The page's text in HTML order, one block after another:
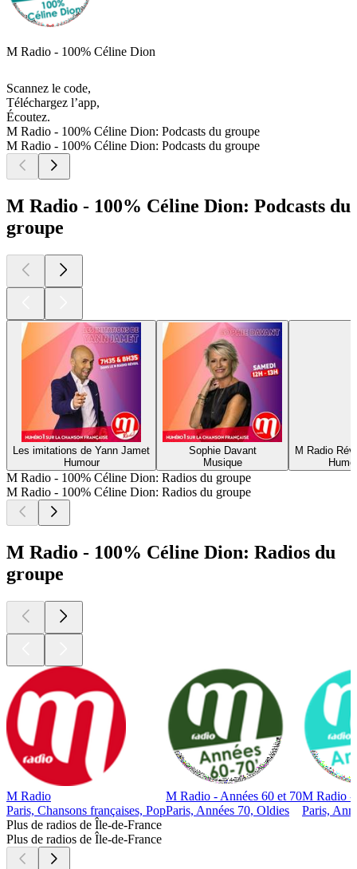
M Radio - 100% Céline Dion
Scannez le code,
Téléchargez l’app,
Écoutez.
M Radio - 100% Céline Dion: Podcasts du groupe
M Radio - 100% Céline Dion: Podcasts du groupe
M Radio - 100% Céline Dion: Podcasts du
groupe
Les imitations de Yann Jamet
Humour
Sophie Davant
Musique
M Radio
M Radio - 100% Céline Dion: Radios du groupe
M Radio - 100% Céline Dion: Radios du groupe
M Radio - 100% Céline Dion: Radios du
groupe
M Radio
Paris, Chansons françaises, Pop
M Radio - Années 60 et 70
Paris, Années 70, Oldies
M Radio -
Paris,
Plus de radios de Île-de-France
Plus de radios de Île-de-France